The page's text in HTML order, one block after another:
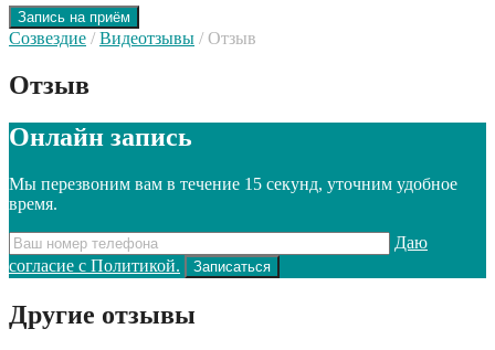
Запись на приём
Созвездие / Видеотзывы / Отзыв
Отзыв
Онлайн запись
Мы перезвоним вам в течение 15 секунд, уточним удобное
время.
Даю
согласие с Политикой.
Другие отзывы